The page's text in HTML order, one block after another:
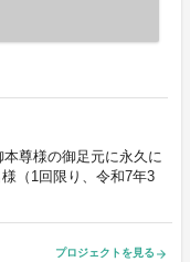
尊様の御足元に永久に
（1回限り、令和7年3
プロジェクトを見る arrow_forward